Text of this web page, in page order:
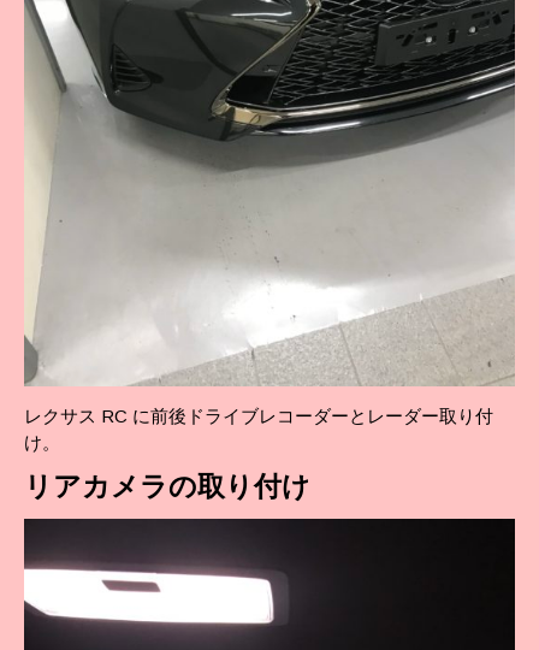
レクサス RC に前後ドライブレコーダーとレーダー取り付
け。
リアカメラの取り付け